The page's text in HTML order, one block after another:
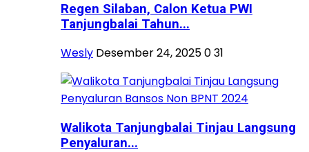
Regen Silaban, Calon Ketua PWI
Tanjungbalai Tahun...
Wesly Desember 24, 2025031
Walikota Tanjungbalai Tinjau Langsung
Penyaluran...